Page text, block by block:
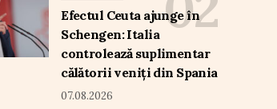
Efectul Ceuta ajunge în
Schengen: Italia
controlează suplimentar
călătorii veniți din Spania
07.08.2026